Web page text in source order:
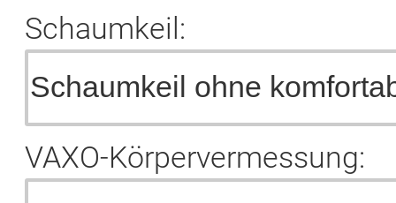
Schaumkeil:
VAXO-Körpervermessung: